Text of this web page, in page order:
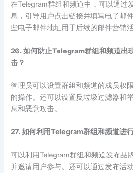
在Telegram群组和频道中，可以通过
息，引导用户点击链接并填写电子邮
些电子邮件地址用于后续的邮件营销活
26. 如何防止Telegram群组和频道出
击？
管理员可以设置群组和频道的成员权
的操作。还可以设置反垃圾过滤器和
息和恶意攻击。
27. 如何利用Telegram群组和频道进
可以利用Telegram群组和频道发布品
并邀请用户参与。还可以通过发布活